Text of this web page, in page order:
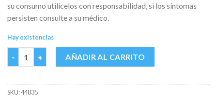
su consumo utilícelos con responsabilidad, si los síntomas
persisten consulte a su médico.
Hay existencias
ALKA-SELTZER PG 16 LLV 20 cantidad
AÑADIR AL CARRITO
SKU:44835